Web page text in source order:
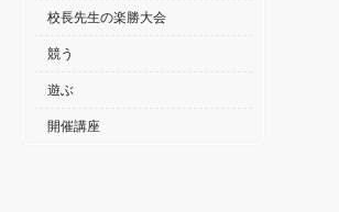
校長先生の楽勝大会
競う
遊ぶ
開催講座